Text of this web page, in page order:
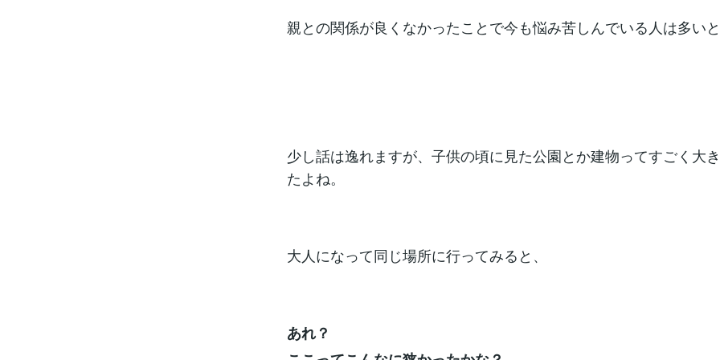
親との関係が良くなかったことで今も悩み苦しんでいる人は多いと
少し話は逸れますが、子供の頃に見た公園とか建物ってすごく大
たよね。
大人になって同じ場所に行ってみると、
あれ？